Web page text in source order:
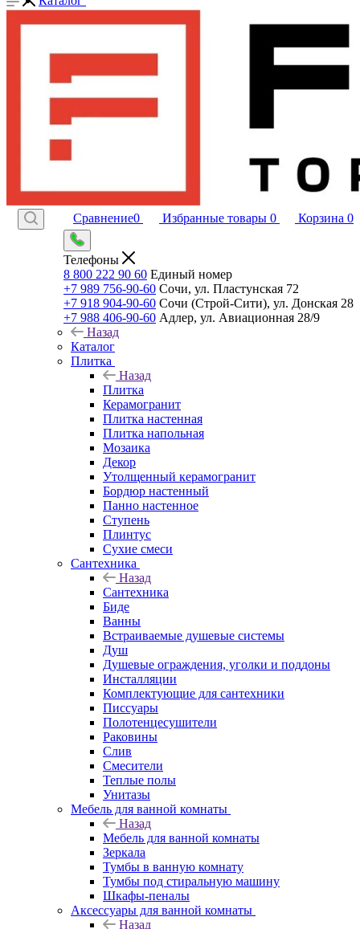
Сравнение0 Избранные товары 0 Корзина 0
Телефоны
8 800 222 90 60 Единый номер
+7 989 756-90-60 Сочи, ул. Пластунская 72
+7 918 904-90-60 Сочи (Строй-Сити), ул. Донская 28
+7 988 406-90-60 Адлер, ул. Авиационная 28/9
Назад
Каталог
Плитка
Назад
Плитка
Керамогранит
Плитка настенная
Плитка напольная
Мозаика
Декор
Утолщенный керамогранит
Бордюр настенный
Панно настенное
Ступень
Плинтус
Сухие смеси
Сантехника
Назад
Сантехника
Биде
Ванны
Встраиваемые душевые системы
Душ
Душевые ограждения, уголки и поддоны
Инсталляции
Комплектующие для сантехники
Писсуары
Полотенцесушители
Раковины
Слив
Смесители
Теплые полы
Унитазы
Мебель для ванной комнаты
Назад
Мебель для ванной комнаты
Зеркала
Тумбы в ванную комнату
Тумбы под стиральную машину
Шкафы-пеналы
Аксессуары для ванной комнаты
Назад